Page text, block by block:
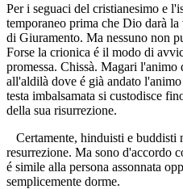
Per i seguaci del cristianesimo e
temporaneo prima che Dio darà
di Giuramento. Ma nessuno non
Forse la crionica é il modo di
promessa. Chissà. Magari l'animo
all'aldilà dove é già andato
testa imbalsamata si custodisce
della sua risurrezione.
Certamente, hinduisti e buddisti
resurrezione. Ma sono d'accordo
é simile alla persona assonnata
semplicemente dorme.